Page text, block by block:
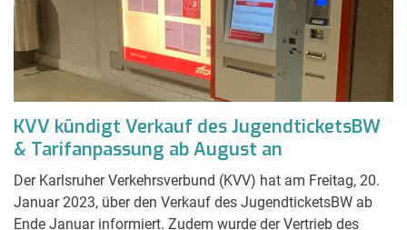
KVV kündigt Verkauf des JugendticketsBW
& Tarifanpassung ab August an
Der Karlsruher Verkehrsverbund (KVV) hat am Freitag, 20.
Januar 2023, über den Verkauf des JugendticketsBW ab
Ende Januar informiert. Zudem wurde der Vertrieb des